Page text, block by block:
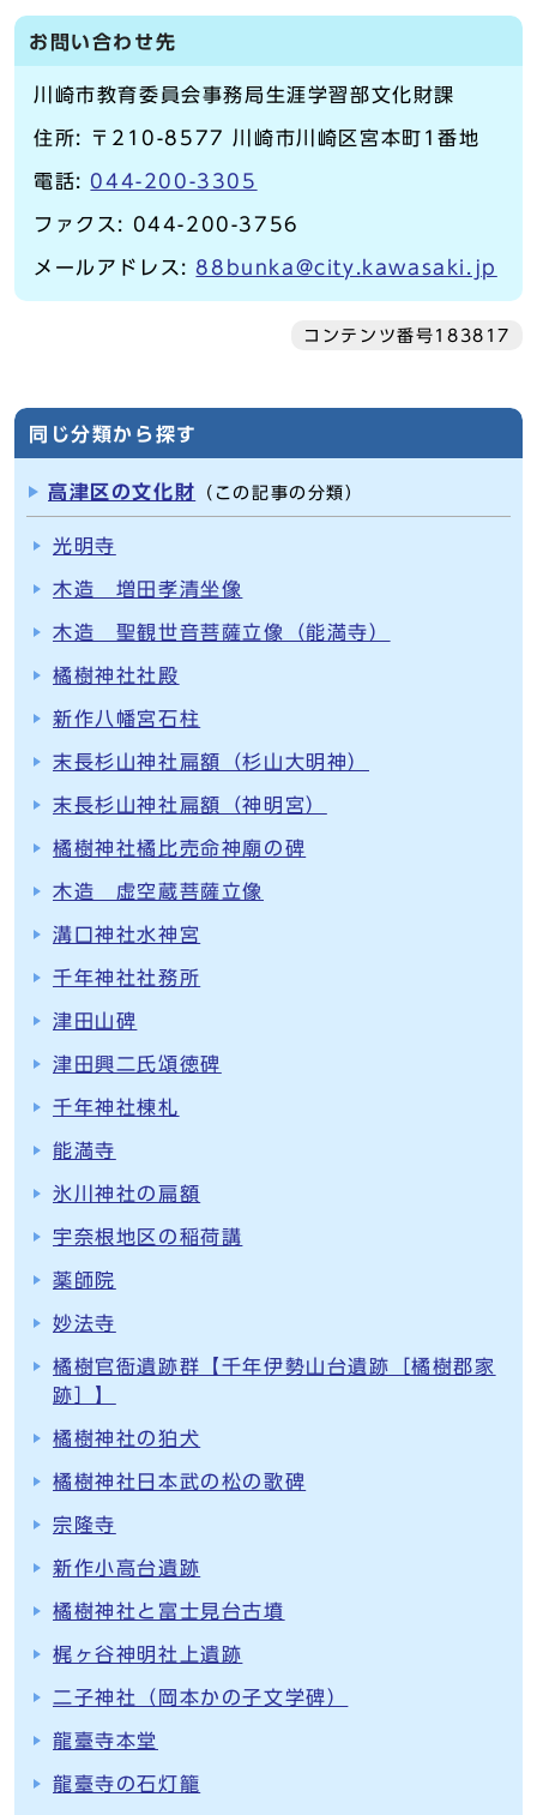
お問い合わせ先
川崎市教育委員会事務局生涯学習部文化財課
住所: 〒210-8577 川崎市川崎区宮本町1番地
電話: 044-200-3305
ファクス: 044-200-3756
メールアドレス:88bunka@city.kawasaki.jp
コンテンツ番号183817
同じ分類から探す
高津区の文化財 （この記事の分類）
光明寺
木造 増田孝清坐像
木造 聖観世音菩薩立像（能満寺）
橘樹神社社殿
新作八幡宮石柱
末長杉山神社扁額（杉山大明神）
末長杉山神社扁額（神明宮）
橘樹神社橘比売命神廟の碑
木造 虚空蔵菩薩立像
溝口神社水神宮
千年神社社務所
津田山碑
津田興二氏頌徳碑
千年神社棟札
能満寺
氷川神社の扁額
宇奈根地区の稲荷講
薬師院
妙法寺
橘樹官衙遺跡群【千年伊勢山台遺跡［橘樹郡家
跡］】
橘樹神社の狛犬
橘樹神社日本武の松の歌碑
宗隆寺
新作小高台遺跡
橘樹神社と富士見台古墳
梶ヶ谷神明社上遺跡
二子神社（岡本かの子文学碑）
龍臺寺本堂
龍臺寺の石灯籠